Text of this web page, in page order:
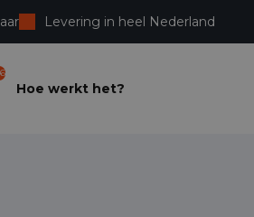
Levering in heel Nederland
Hoe werkt het?